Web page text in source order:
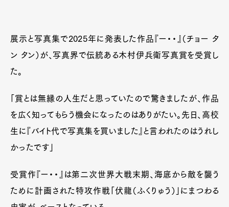
展示と写真集で2025年に発表した作品『ー・・』（チョー タ
ン タン）が、写真界で伝統ある木村伊兵衛写真賞を受賞し
た。
「賞とは無縁の人生だと思っていたので驚きましたが、作品
を広く知ってもらう機会になったのはありがたい。先日、高校
生に『バイト代で写真集を買いました』と言われたのはうれし
かったです」
受賞作『ー・・』は第二次世界大戦末期、海底から敵を襲う
ために計画された特攻作戦「伏龍（ふくりゅう）」にまつわる